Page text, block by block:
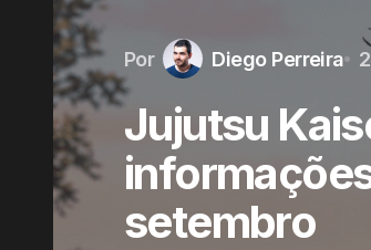
Por Diego Perreira
Jujutsu
setembro